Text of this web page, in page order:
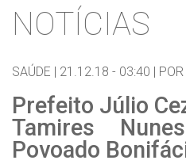
NOTÍCIAS
SAÚDE | 21.12.18 - 03:40 |
Prefeito Júlio
Tamires
Povoado